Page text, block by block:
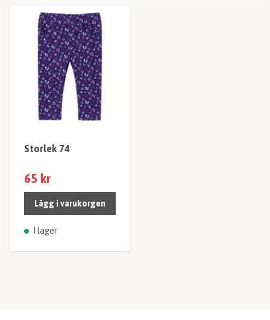
Storlek 74
65 kr
Lägg i varukorgen
I lager